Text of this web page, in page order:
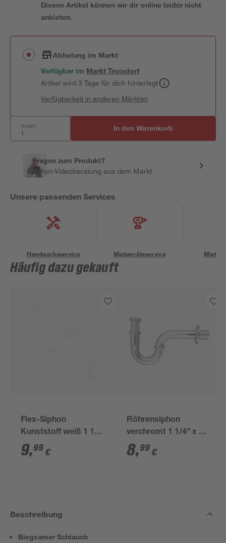
Diesen Artikel können wir dir online leider nicht
anbieten.
Abholung im Markt
Verfügbar im MarktTroisdorf
Artikel wird 3 Tage für dich hinterlegt
Verfügbarkeit in anderen Märkten
Anzahl: In den Warenkorb
Fragen zum Produkt?
Sofort-Videoberatung aus dem Markt
Unsere passenden Services
Handwerksservice Mietgeräteservice
Häufig dazu gekauft
Flex-Siphon
Kunststoff weiß 1 1/2'
x 40/50 mm
9,99 €
Röhrensiphon
verchromt 1 1/4" x 32
mm
8,99 €
Beschreibung
Biegsamer Schlauch